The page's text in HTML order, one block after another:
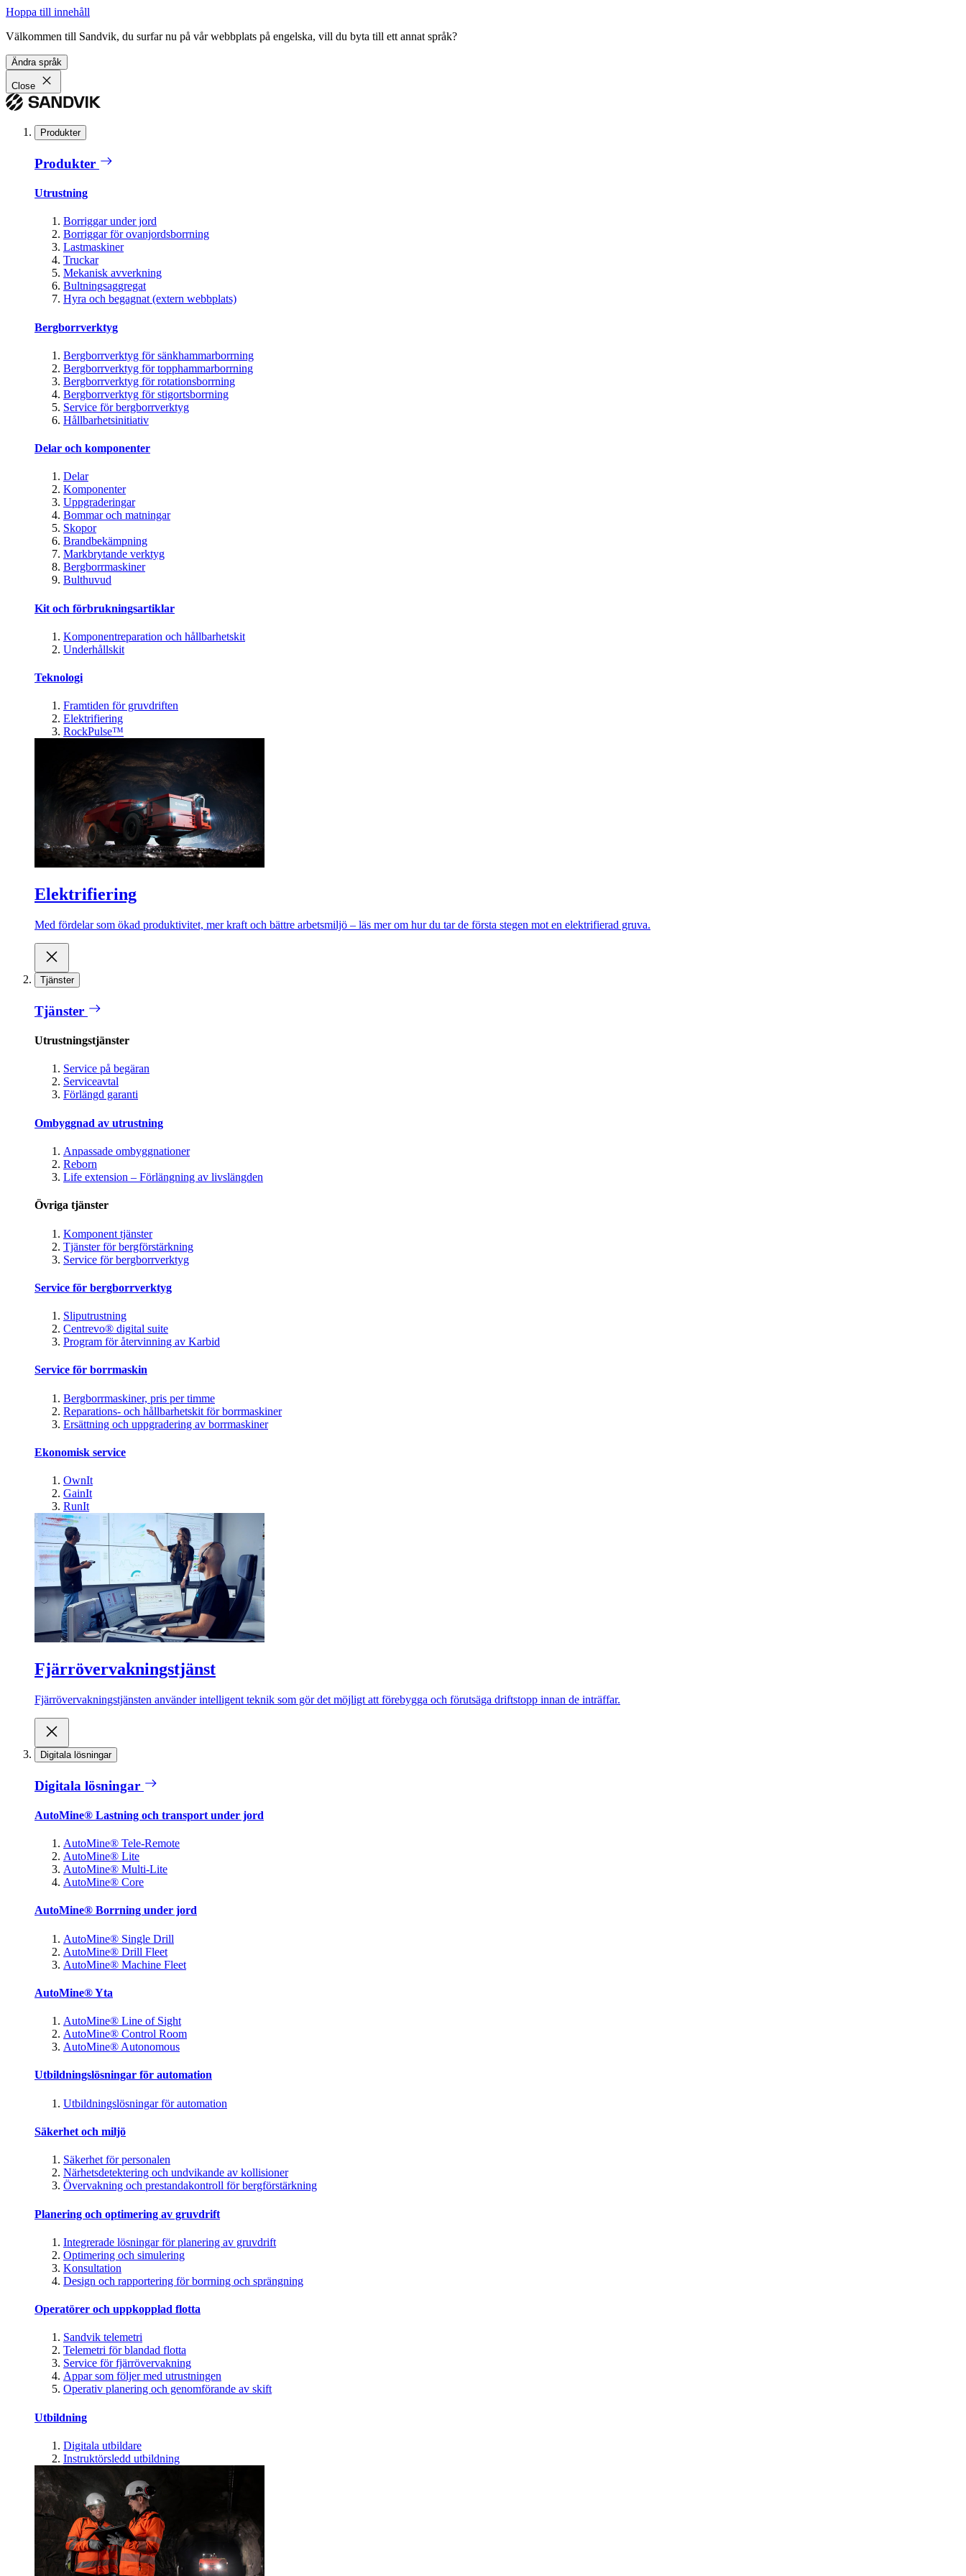
Hoppa till innehåll
Välkommen till Sandvik, du surfar nu på vår webbplats på engelska, vill du byta till ett annat språk?
Ändra språk
Close
Produkter
Produkter
Utrustning
Borriggar under jord
Borriggar för ovanjordsborrning
Lastmaskiner
Truckar
Mekanisk avverkning
Bultningsaggregat
Hyra och begagnat (extern webbplats)
Bergborrverktyg
Bergborrverktyg för sänkhammarborrning
Bergborrverktyg för topphammarborrning
Bergborrverktyg för rotationsborrning
Bergborrverktyg för stigortsborrning
Service för bergborrverktyg
Hållbarhetsinitiativ
Delar och komponenter
Delar
Komponenter
Uppgraderingar
Bommar och matningar
Skopor
Brandbekämpning
Markbrytande verktyg
Bergborrmaskiner
Bulthuvud
Kit och förbrukningsartiklar
Komponentreparation och hållbarhetskit
Underhållskit
Teknologi
Framtiden för gruvdriften
Elektrifiering
RockPulse™
Elektrifiering
Med fördelar som ökad produktivitet, mer kraft och bättre arbetsmiljö – läs mer om hur du tar de första stegen mot en elektrifierad gruva.
Tjänster
Tjänster
Utrustningstjänster
Service på begäran
Serviceavtal
Förlängd garanti
Ombyggnad av utrustning
Anpassade ombyggnationer
Reborn
Life extension – Förlängning av livslängden
Övriga tjänster
Komponent tjänster
Tjänster för bergförstärkning
Service för bergborrverktyg
Service för bergborrverktyg
Sliputrustning
Centrevo® digital suite
Program för återvinning av Karbid
Service för borrmaskin
Bergborrmaskiner, pris per timme
Reparations- och hållbarhetskit för borrmaskiner
Ersättning och uppgradering av borrmaskiner
Ekonomisk service
OwnIt
GainIt
RunIt
Fjärrövervakningstjänst
Fjärrövervakningstjänsten använder intelligent teknik som gör det möjligt att förebygga och förutsäga driftstopp innan de inträffar.
Digitala lösningar
Digitala lösningar
AutoMine® Lastning och transport under jord
AutoMine® Tele-Remote
AutoMine® Lite
AutoMine® Multi-Lite
AutoMine® Core
AutoMine® Borrning under jord
AutoMine® Single Drill
AutoMine® Drill Fleet
AutoMine® Machine Fleet
AutoMine® Yta
AutoMine® Line of Sight
AutoMine® Control Room
AutoMine® Autonomous
Utbildningslösningar för automation
Utbildningslösningar för automation
Säkerhet och miljö
Säkerhet för personalen
Närhetsdetektering och undvikande av kollisioner
Övervakning och prestandakontroll för bergförstärkning
Planering och optimering av gruvdrift
Integrerade lösningar för planering av gruvdrift
Optimering och simulering
Konsultation
Design och rapportering för borrning och sprängning
Operatörer och uppkopplad flotta
Sandvik telemetri
Telemetri för blandad flotta
Service för fjärrövervakning
Appar som följer med utrustningen
Operativ planering och genomförande av skift
Utbildning
Digitala utbildare
Instruktörsledd utbildning